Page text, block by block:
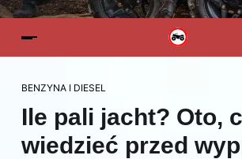
BENZYNA I DIESEL
Ile pali jacht? Oto,
wiedzieć przed